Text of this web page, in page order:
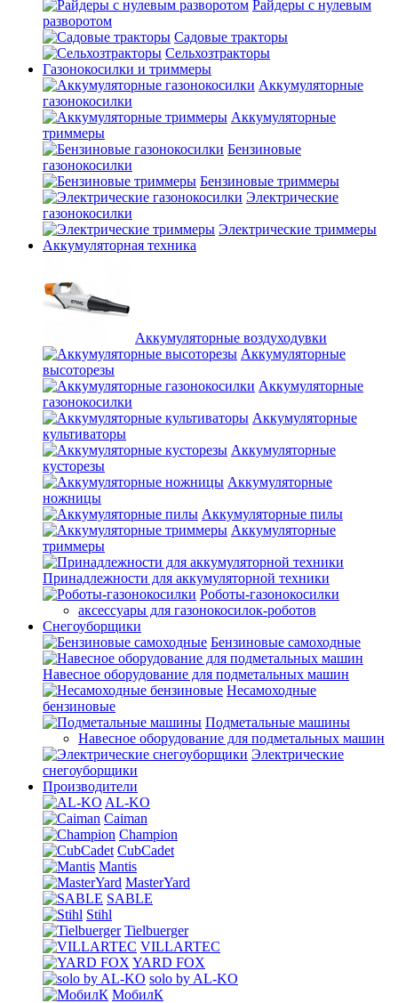
Райдеры с нулевым
разворотом
Садовые тракторы
Сельхозтракторы
Газонокосилки и триммеры
Аккумуляторные
газонокосилки
Аккумуляторные
триммеры
Бензиновые
газонокосилки
Бензиновые триммеры
Электрические
газонокосилки
Электрические триммеры
Аккумуляторная техника
Аккумуляторные воздуходувки
Аккумуляторные
высоторезы
Аккумуляторные
газонокосилки
Аккумуляторные
культиваторы
Аккумуляторные
кусторезы
Аккумуляторные
ножницы
Аккумуляторные пилы
Аккумуляторные
триммеры
Принадлежности для аккумуляторной техники
Роботы-газонокосилки
аксессуары для газонокосилок-роботов
Снегоуборщики
Бензиновые самоходные
Навесное оборудование для подметальных машин
Несамоходные
бензиновые
Подметальные машины
Навесное оборудование для подметальных машин
Электрические
снегоуборщики
Производители
AL-KO
Caiman
Champion
CubCadet
Mantis
MasterYard
SABLE
Stihl
Tielbuerger
VILLARTEC
YARD FOX
solo by AL-KO
МобилК